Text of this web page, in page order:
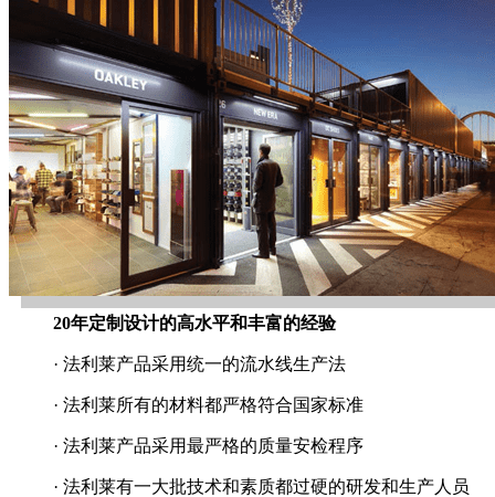
20年定制设计的高水平和丰富的经验
· 法利莱产品采用统一的流水线生产法
· 法利莱所有的材料都严格符合国家标准
· 法利莱产品采用最严格的质量安检程序
· 法利莱有一大批技术和素质都过硬的研发和生产人员